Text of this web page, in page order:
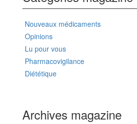
Nouveaux médicaments
Opinions
Lu pour vous
Pharmacovigilance
Diététique
Archives magazine